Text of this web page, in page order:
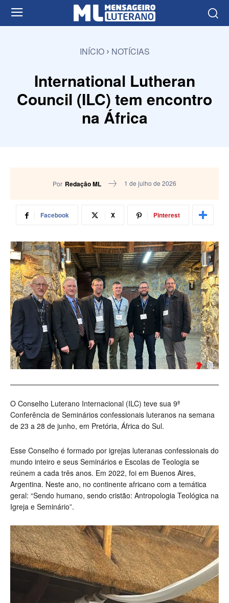
INÍCIO NOTÍCIAS
International Lutheran
Council (ILC) tem encontro
na África
Por Redação ML 1 de julho de 2026
Facebook X Pinterest
O Conselho Luterano Internacional (ILC) teve sua 9ª
Conferência de Seminários confessionais luteranos na semana
de 23 a 28 de junho, em Pretória, África do Sul.
Esse Conselho é formado por igrejas luteranas confessionais do
mundo inteiro e seus Seminários e Escolas de Teologia se
reúnem a cada três anos. Em 2022, foi em Buenos Aires,
Argentina. Neste ano, no continente africano com a temática
geral: “Sendo humano, sendo cristão: Antropologia Teológica na
Igreja e Seminário”.